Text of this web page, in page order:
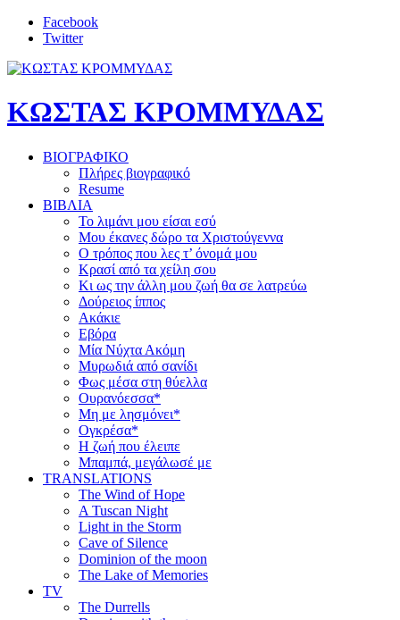
Facebook
Twitter
ΚΩΣΤΑΣ ΚΡΟΜΜΥΔΑΣ
ΒΙΟΓΡΑΦΙΚΟ
Πλήρες βιογραφικό
Resume
ΒΙΒΛΙΑ
Το λιμάνι μου είσαι εσύ
Μου έκανες δώρο τα Χριστούγεννα
Ο τρόπος που λες τ’ όνομά μου
Κρασί από τα χείλη σου
Κι ως την άλλη μου ζωή θα σε λατρεύω
Δούρειος ίππος
Ακάκιε
Εβόρα
Μία Νύχτα Ακόμη
Μυρωδιά από σανίδι
Φως μέσα στη θύελλα
Ουρανόεσσα*
Μη με λησμόνει*
Ογκρέσα*
Η ζωή που έλειπε
Μπαμπά, μεγάλωσέ με
TRANSLATIONS
The Wind of Hope
A Tuscan Night
Light in the Storm
Cave of Silence
Dominion of the moon
The Lake of Memories
TV
The Durrells